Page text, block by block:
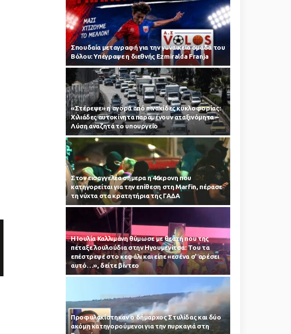
Σπουδαία μεταγραφή για την γυναικεία ομάδα του
Βόλου: Υπέγραψε η διεθνής Ezmiralda Franja
«Στέρεψε» η αγορά από πινακίδες κυκλοφορίας:
Χιλιάδες αυτοκίνητα παραμένουν αταξινόμητα –
Λύση αναζητά το υπουργείο
Στον εισαγγελέα σήμερα η 46χρονη που
κατηγορείται για την επίθεση στη Marfin, πέρασε
τη νύχτα στα κρατητήρια της ΓΑΔΑ
Η Ιουλία Καλλιμάνη θύμωσε με θεατή που της
πέταξε λουλούδια στην Ηγουμενίτσα: Του τα
επέστρεψε στο κεφάλι και είπε «εσένα σ’ αρέσει
αυτό…», δείτε βίντεο
Προφυλακίστηκαν ο δήμαρχος Στυλίδας και δύο
ακόμη κατηγορούμενοι για την πυρκαγιά στη